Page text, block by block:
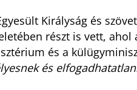
Királyság és
részt is vett,
és a
és